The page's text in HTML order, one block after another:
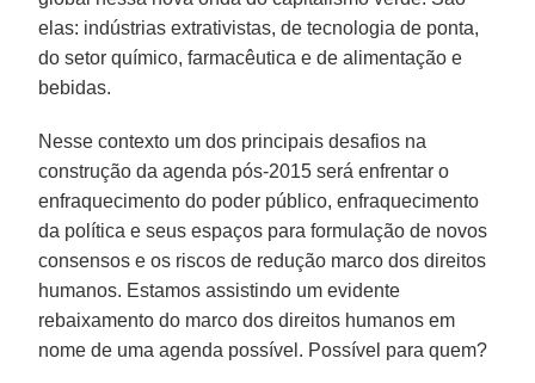
elas: indústrias extrativistas, de tecnologia de ponta,
do setor químico, farmacêutica e de alimentação e
bebidas.
Nesse contexto um dos principais desafios na
construção da agenda pós-2015 será enfrentar o
enfraquecimento do poder público, enfraquecimento
da política e seus espaços para formulação de novos
consensos e os riscos de redução marco dos direitos
humanos. Estamos assistindo um evidente
rebaixamento do marco dos direitos humanos em
nome de uma agenda possível. Possível para quem?